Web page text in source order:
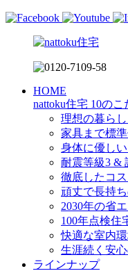
HOME
nattoku住宅 10のこ
理想の暮ら
家具まで標
身体に優し
耐震等級3 &
徹底したコ
頑丈で長持
2030年の省
100年点検住
快適な室内
生涯続く安
ラインナップ